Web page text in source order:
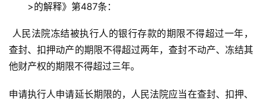
>的解释》第487条：
查封、扣押动产的期限不得超过两年，查封不动产、冻结其
他财产权的期限不得超过三年。
申请执行人申请延长期限的，人民法院应当在查封、扣押、